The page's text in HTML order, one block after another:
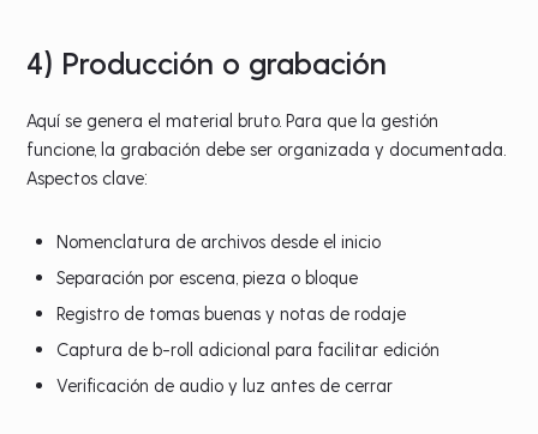
4) Producción o grabación
Aquí se genera el material bruto. Para que la gestión
funcione, la grabación debe ser organizada y documentada.
Aspectos clave:
Nomenclatura de archivos desde el inicio
Separación por escena, pieza o bloque
Registro de tomas buenas y notas de rodaje
Captura de b-roll adicional para facilitar edición
Verificación de audio y luz antes de cerrar